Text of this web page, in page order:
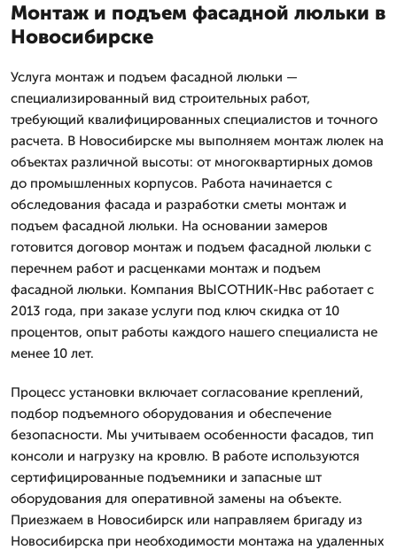
Монтаж и подъем фасадной люльки в
Новосибирске
Услуга монтаж и подъем фасадной люльки —
специализированный вид строительных работ,
требующий квалифицированных специалистов и точного
расчета. В Новосибирске мы выполняем монтаж люлек на
объектах различной высоты: от многоквартирных домов
до промышленных корпусов. Работа начинается с
обследования фасада и разработки сметы монтаж и
подъем фасадной люльки. На основании замеров
готовится договор монтаж и подъем фасадной люльки с
перечнем работ и расценками монтаж и подъем
фасадной люльки. Компания ВЫСОТНИК-Нвс работает с
2013 года, при заказе услуги под ключ скидка от 10
процентов, опыт работы каждого нашего специалиста не
менее 10 лет.
Процесс установки включает согласование креплений,
подбор подъемного оборудования и обеспечение
безопасности. Мы учитываем особенности фасадов, тип
консоли и нагрузку на кровлю. В работе используются
сертифицированные подъемники и запасные шт
оборудования для оперативной замены на объекте.
Приезжаем в Новосибирск или направляем бригаду из
Новосибирска при необходимости монтажа на удаленных